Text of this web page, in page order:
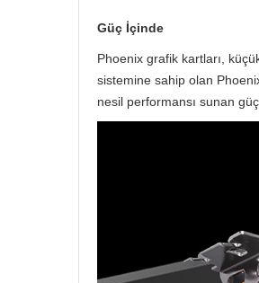
Güç İçinde
Phoenix grafik kartları,
sistemine sahip olan
nesil performansı sunan